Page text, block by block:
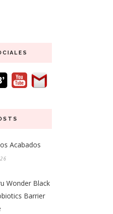
Acabados
Wonder Black
Barrier